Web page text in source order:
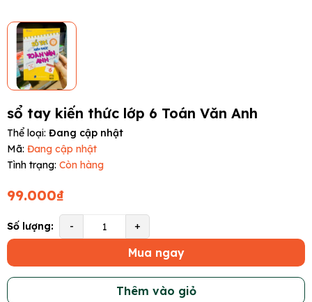
sổ tay kiến thức lớp 6 Toán Văn Anh
Thể loại: Đang cập nhật
Mã: Đang cập nhật
Tình trạng: Còn hàng
99.000₫
Số lượng: - +
Mua ngay
Thêm vào giỏ